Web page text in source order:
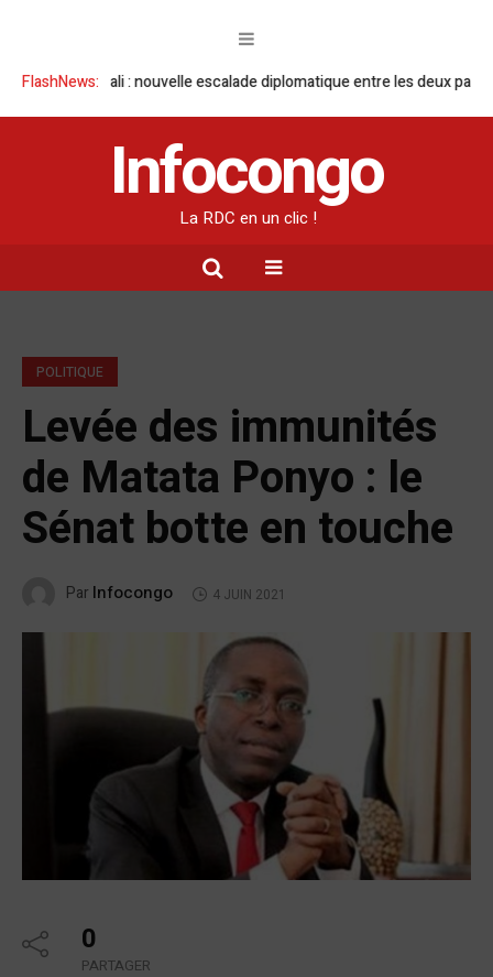
FlashNews:
à Kigali : nouvelle escalade diplomatique entre les deux pays sur fond
Infocongo
La RDC en un clic !
POLITIQUE
Levée des immunités
de Matata Ponyo : le
Sénat botte en touche
Par Infocongo 4 JUIN 2021
0
PARTAGER